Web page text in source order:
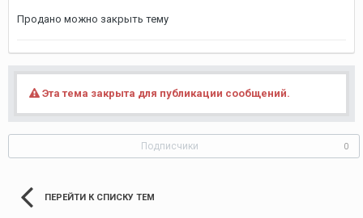
Продано можно закрыть тему
Эта тема закрыта для публикации сообщений.
Подписчики 0
ПЕРЕЙТИ К СПИСКУ ТЕМ